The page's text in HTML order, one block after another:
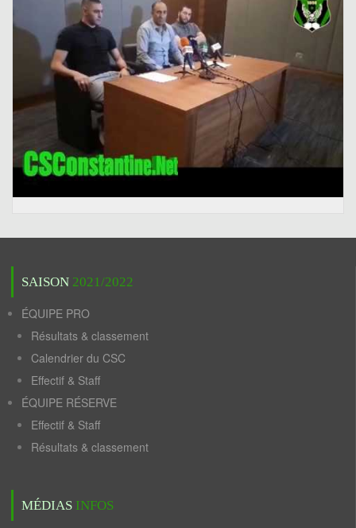
SAISON 2021/2022
ÉQUIPE PRO
Résultats & classement
Calendrier du CSC
Effectif & Staff
ÉQUIPE RÉSERVE
Effectif & Staff
Résultats & classement
MÉDIAS INFOS